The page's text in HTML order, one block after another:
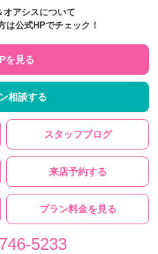
アシスについて
は公式HPでチェック！
を見る
相談する
スタッフブログ
来店予約する
プラン料金を見る
5233